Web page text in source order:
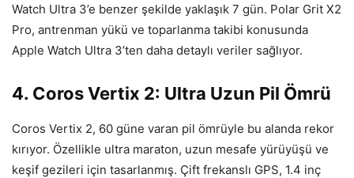
Watch Ultra 3’e benzer şekilde yaklaşık 7 gün. Polar Grit X2
Pro, antrenman yükü ve toparlanma takibi konusunda
Apple Watch Ultra 3’ten daha detaylı veriler sağlıyor.
4. Coros Vertix 2: Ultra Uzun Pil Ömrü
Coros Vertix 2, 60 güne varan pil ömrüyle bu alanda rekor
kırıyor. Özellikle ultra maraton, uzun mesafe yürüyüşü ve
keşif gezileri için tasarlanmış. Çift frekanslı GPS, 1.4 inç